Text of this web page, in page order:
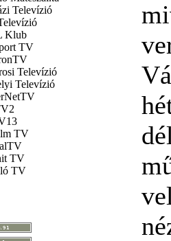
Televízió
Klub
TV
Televízió
Televízió
TV
TV
TV